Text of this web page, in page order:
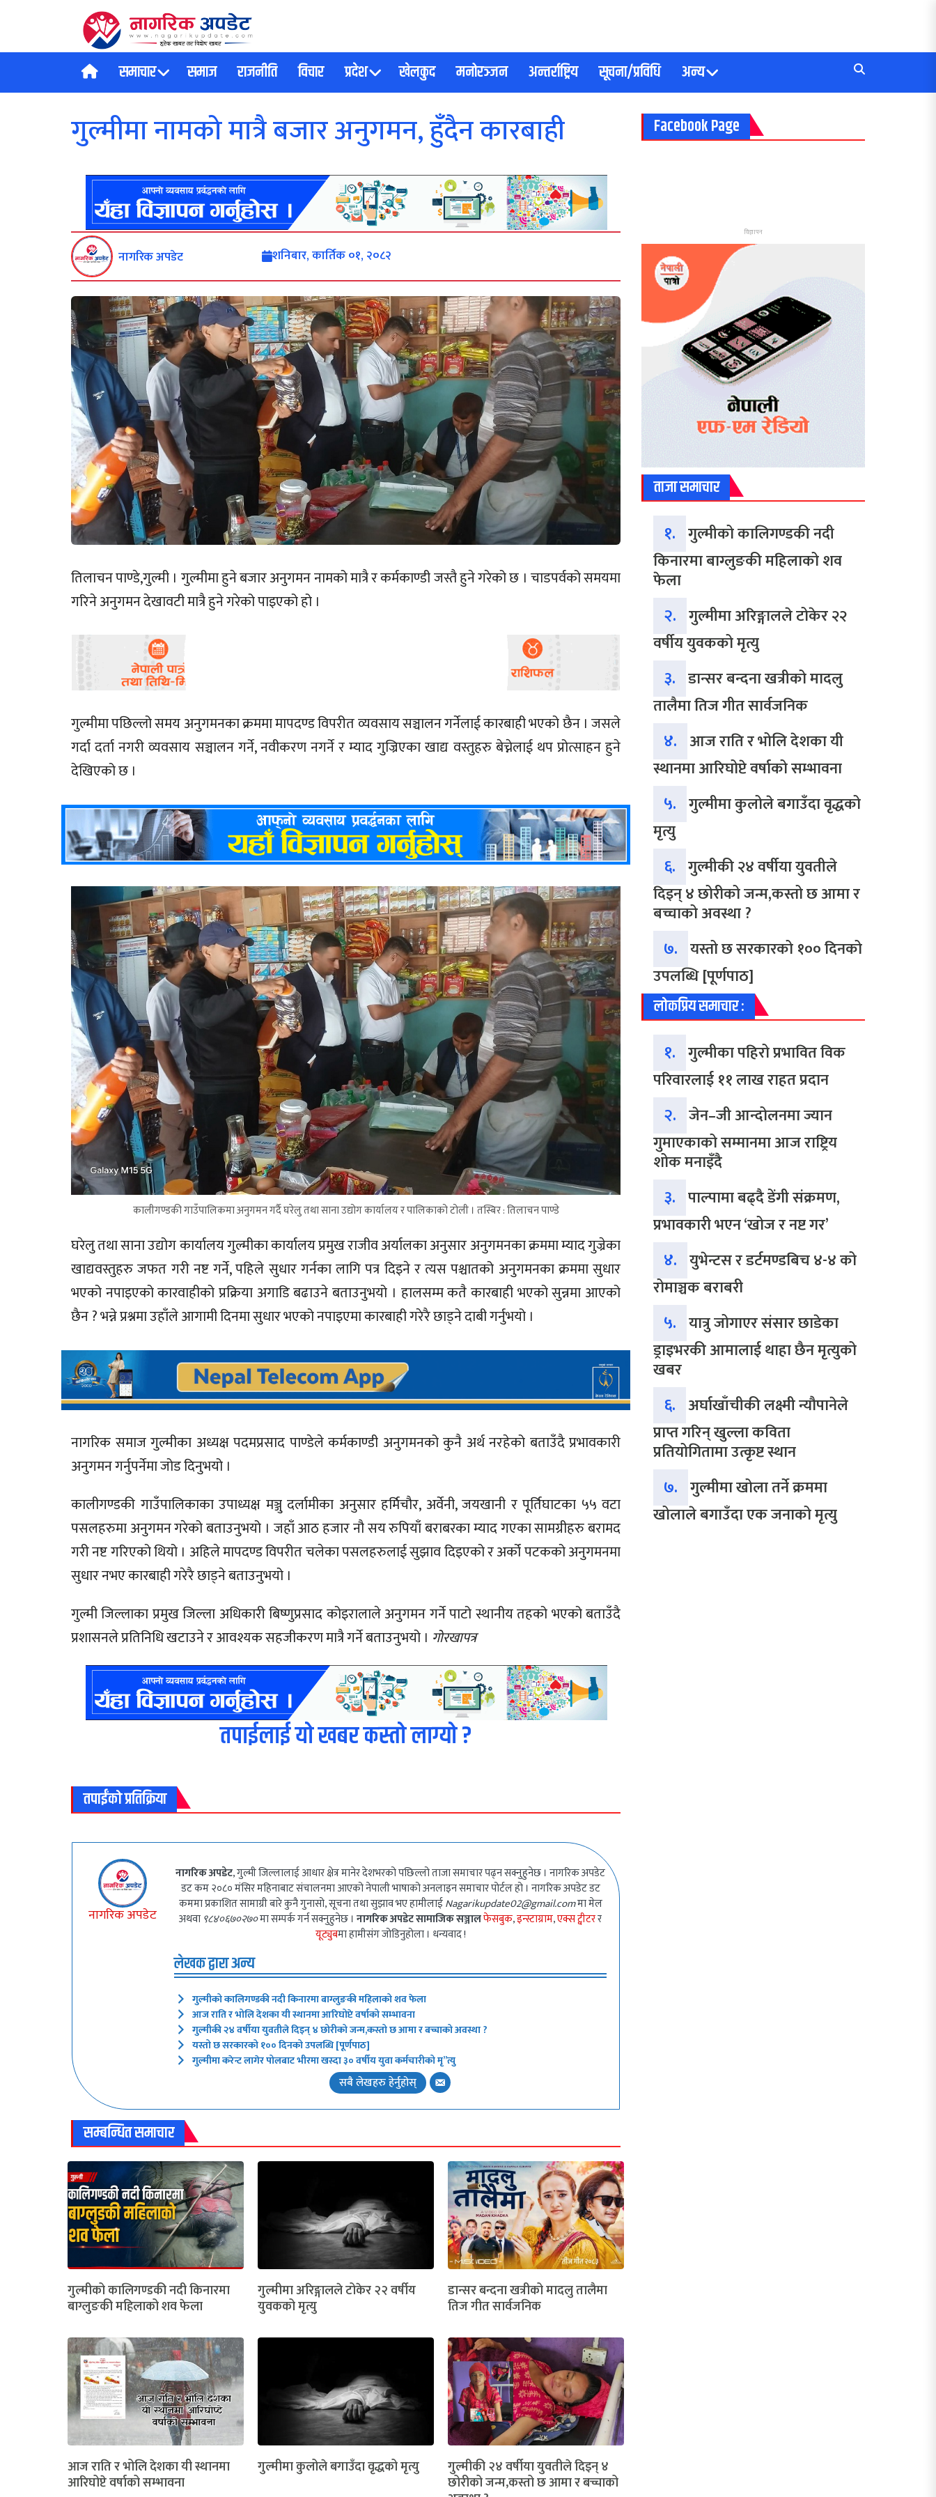
समाचार समाज राजनीति विचार प्रदेश खेलकुद मनोरञ्जन अन्तर्राष्ट्रिय सूचना/प्रविधि अन्य
गुल्मीमा नामको मात्रै बजार अनुगमन, हुँदैन कारबाही
नागरिक अपडेट शनिबार, कार्तिक ०१, २०८२
तिलाचन पाण्डे,गुल्मी । गुल्मीमा हुने बजार अनुगमन नामको मात्रै र कर्मकाण्डी जस्तै हुने गरेको छ । चाडपर्वको समयमा
गरिने अनुगमन देखावटी मात्रै हुने गरेको पाइएको हो ।
गुल्मीमा पछिल्लो समय अनुगमनका क्रममा मापदण्ड विपरीत व्यवसाय सञ्चालन गर्नेलाई कारबाही भएको छैन । जसले
गर्दा दर्ता नगरी व्यवसाय सञ्चालन गर्ने, नवीकरण नगर्ने र म्याद गुज्रिएका खाद्य वस्तुहरु बेच्नेलाई थप प्रोत्साहन हुने
देखिएको छ ।
कालीगण्डकी गाउँपालिकमा अनुगमन गर्दै घरेलु तथा साना उद्योग कार्यालय र पालिकाको टोली । तस्बिर : तिलाचन पाण्डे
घरेलु तथा साना उद्योग कार्यालय गुल्मीका कार्यालय प्रमुख राजीव अर्यालका अनुसार अनुगमनका क्रममा म्याद गुज्रेका
खाद्यवस्तुहरु जफत गरी नष्ट गर्ने, पहिले सुधार गर्नका लागि पत्र दिइने र त्यस पश्चातको अनुगमनका क्रममा सुधार
भएको नपाइएको कारवाहीको प्रक्रिया अगाडि बढाउने बताउनुभयो । हालसम्म कतै कारबाही भएको सुन्नमा आएको
छैन ? भन्ने प्रश्नमा उहाँले आगामी दिनमा सुधार भएको नपाइएमा कारबाही गरेरै छाड्ने दाबी गर्नुभयो ।
नागरिक समाज गुल्मीका अध्यक्ष पदमप्रसाद पाण्डेले कर्मकाण्डी अनुगमनको कुनै अर्थ नरहेको बताउँदै प्रभावकारी
अनुगमन गर्नुपर्नेमा जोड दिनुभयो ।
कालीगण्डकी गाउँपालिकाका उपाध्यक्ष मञ्जु दर्लामीका अनुसार हर्मिचौर, अर्वेनी, जयखानी र पूर्तिघाटका ५५ वटा
पसलहरुमा अनुगमन गरेको बताउनुभयो । जहाँ आठ हजार नौ सय रुपियाँ बराबरका म्याद गएका सामग्रीहरु बरामद
गरी नष्ट गरिएको थियो । अहिले मापदण्ड विपरीत चलेका पसलहरुलाई सुझाव दिइएको र अर्को पटकको अनुगमनमा
सुधार नभए कारबाही गरेरै छाड्ने बताउनुभयो ।
गुल्मी जिल्लाका प्रमुख जिल्ला अधिकारी बिष्णुप्रसाद कोइरालाले अनुगमन गर्ने पाटो स्थानीय तहको भएको बताउँदै
प्रशासनले प्रतिनिधि खटाउने र आवश्यक सहजीकरण मात्रै गर्ने बताउनुभयो । गोरखापत्र
तपाईलाई यो खबर कस्तो लाग्यो ?
तपाईंको प्रतिक्रिया
नागरिक अपडेट
नागरिक अपडेट, गुल्मी जिल्लालाई आधार क्षेत्र मानेर देशभरको पछिल्लो ताजा समाचार पढ्न सक्नुहुनेछ । नागरिक अपडेट
डट कम २०८० मंसिर महिनाबाट संचालनमा आएको नेपाली भाषाको अनलाइन समाचार पोर्टल हो । नागरिक अपडेट डट
कममा प्रकाशित सामाग्री बारे कुनै गुनासो, सूचना तथा सुझाव भए हामीलाईNagarikupdate02@gmail.comमा मेल
अथवा ९८४०६७०२७०मा सम्पर्क गर्न सक्नुहुनेछ ।नागरिक अपडेट सामाजिक सञ्जालफेसबुक,इन्स्टाग्राम,एक्स ट्वीटरर
यूट्युबमा हामीसंग जोडिनुहोला । धन्यवाद !
लेखक द्वारा अन्य
गुल्मीको कालिगण्डकी नदी किनारमा बाग्लुङकी महिलाको शव फेला
आज राति र भोलि देशका यी स्थानमा आरिघोप्टे वर्षाको सम्भावना
गुल्मीकी २४ वर्षीया युवतीले दिइन् ४ छोरीको जन्म,कस्तो छ आमा र बच्चाको अवस्था ?
यस्तो छ सरकारको १०० दिनको उपलब्धि [पूर्णपाठ]
गुल्मीमा करेन्ट लागेर पोलबाट भीरमा खस्दा ३० वर्षीय युवा कर्मचारीको मृ”त्यु
सबै लेखहरु हेर्नुहोस्
सम्बन्धित समाचार
गुल्मीको कालिगण्डकी नदी किनारमा
बाग्लुङकी महिलाको शव फेला
गुल्मीमा अरिङ्गालले टोकेर २२ वर्षीय
युवकको मृत्यु
डान्सर बन्दना खत्रीको मादलु तालैमा
तिज गीत सार्वजनिक
आज राति र भोलि देशका यी स्थानमा
आरिघोप्टे वर्षाको सम्भावना
गुल्मीमा कुलोले बगाउँदा वृद्धको मृत्यु गुल्मीकी २४ वर्षीया युवतीले दिइन् ४
छोरीको जन्म,कस्तो छ आमा र बच्चाको
Facebook Page
विज्ञापन
ताजा समाचार
१. गुल्मीको कालिगण्डकी नदी
किनारमा बाग्लुङकी महिलाको शव
फेला
२. गुल्मीमा अरिङ्गालले टोकेर २२
वर्षीय युवकको मृत्यु
३. डान्सर बन्दना खत्रीको मादलु
तालैमा तिज गीत सार्वजनिक
४. आज राति र भोलि देशका यी
स्थानमा आरिघोप्टे वर्षाको सम्भावना
५. गुल्मीमा कुलोले बगाउँदा वृद्धको
मृत्यु
६. गुल्मीकी २४ वर्षीया युवतीले
दिइन् ४ छोरीको जन्म,कस्तो छ आमा र
बच्चाको अवस्था ?
७. यस्तो छ सरकारको १०० दिनको
उपलब्धि [पूर्णपाठ]
लोकप्रिय समाचार :
१. गुल्मीका पहिरो प्रभावित विक
परिवारलाई ११ लाख राहत प्रदान
२. जेन–जी आन्दोलनमा ज्यान
गुमाएकाको सम्मानमा आज राष्ट्रिय
शोक मनाइँदै
३. पाल्पामा बढ्दै डेंगी संक्रमण,
प्रभावकारी भएन ‘खोज र नष्ट गर’
४. युभेन्टस र डर्टमण्डबिच ४-४ को
रोमाञ्चक बराबरी
५. यात्रु जोगाएर संसार छाडेका
ड्राइभरकी आमालाई थाहा छैन मृत्युको
खबर
६. अर्घाखाँचीकी लक्ष्मी न्यौपानेले
प्राप्त गरिन् खुल्ला कविता
प्रतियोगितामा उत्कृष्ट स्थान
७. गुल्मीमा खोला तर्ने क्रममा
खोलाले बगाउँदा एक जनाको मृत्यु